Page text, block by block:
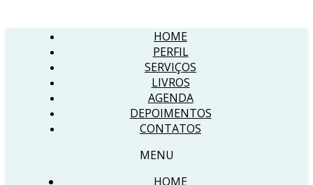
HOME
PERFIL
SERVIÇOS
LIVROS
AGENDA
DEPOIMENTOS
CONTATOS
MENU
HOME